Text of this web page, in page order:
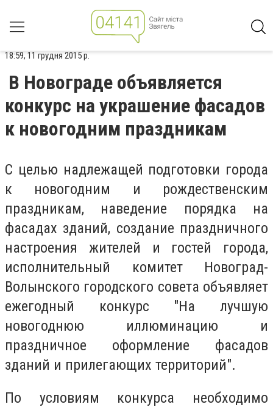
18:59, 11 грудня 2015 р.
В Новограде объявляется
конкурс на украшение фасадов
к новогодним праздникам
С целью надлежащей подготовки города
к новогодним и рождественским
праздникам, наведение порядка на
фасадах зданий, создание праздничного
настроения жителей и гостей города,
исполнительный комитет Новоград-
Волынского городского совета объявляет
ежегодный конкурс "На лучшую
новогоднюю иллюминацию и
праздничное оформление фасадов
зданий и прилегающих территорий".
По условиям конкурса необходимо